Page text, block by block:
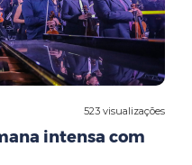
523 visualizações
intensa com